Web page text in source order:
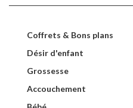
Coffrets & Bons plans
Désir d'enfant
Grossesse
Accouchement